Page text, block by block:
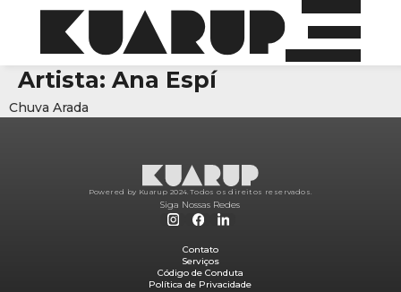
Artista: Ana Espí
Chuva Arada
Powered by Kuarup 2024. Todos os direitos reservados.
Siga Nossas Redes
Contato
Serviços
Código de Conduta
Política de Privacidade